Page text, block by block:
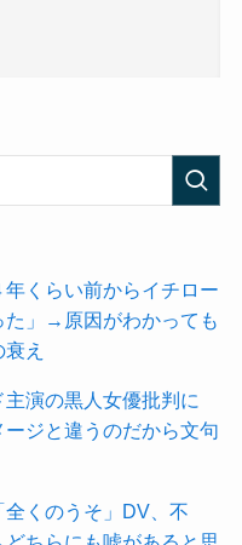
くらい前からイチロー
た」→原因がわかっても
え
演の黒人女優批判に
ジと違うのだから文句
くのうそ」DV、不